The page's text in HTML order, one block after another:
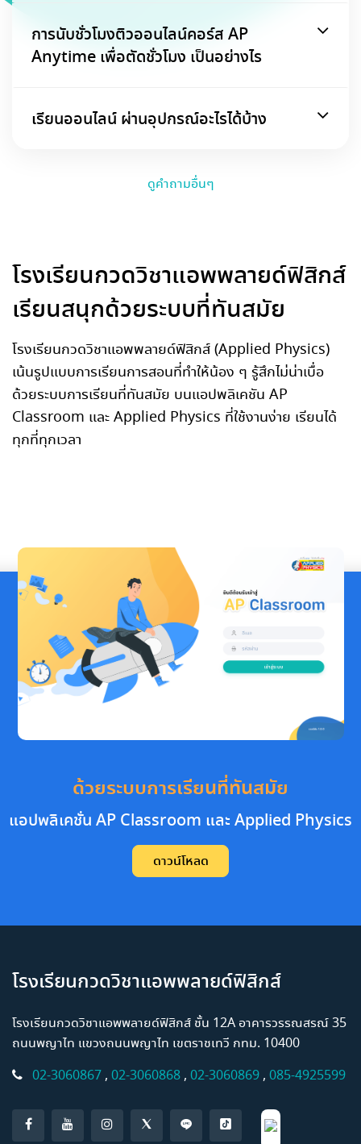
การนับชั่วโมงติวออนไลน์คอร์ส AP
Anytime เพื่อตัดชั่วโมง เป็นอย่างไร
เรียนออนไลน์ ผ่านอุปกรณ์อะไรได้บ้าง
ดูคำถามอื่นๆ
โรงเรียนกวดวิชาแอพพลายด์ฟิสิกส์
เรียนสนุกด้วยระบบที่ทันสมัย
โรงเรียนกวดวิชาแอพพลายด์ฟิสิกส์ (Applied Physics)
เน้นรูปแบบการเรียนการสอนที่ทำให้น้อง ๆ รู้สึกไม่น่าเบื่อ
ด้วยระบบการเรียนที่ทันสมัย บนแอปพลิเคชัน AP
Classroom และ Applied Physics ที่ใช้งานง่าย เรียนได้
ทุกที่ทุกเวลา
ด้วยระบบการเรียนที่ทันสมัย
แอปพลิเคชั่น AP Classroom และ Applied Physics
ดาวน์โหลด
โรงเรียนกวดวิชาแอพพลายด์ฟิสิกส์
โรงเรียนกวดวิชาแอพพลายด์ฟิสิกส์ ชั้น 12A อาคารวรรณสรณ์ 35
ถนนพญาไท แขวงถนนพญาไท เขตราชเทวี กทม. 10400
02-3060867 , 02-3060868 , 02-3060869 , 085-4925599